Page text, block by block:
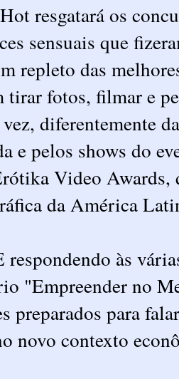
resgatará os
sensuais que
repleto das
tirar fotos, filmar e
diferentemente
e pelos shows do
Video Awards,
da América
às
"Empreender no
preparados para
novo contexto